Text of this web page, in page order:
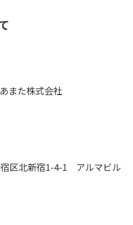
また株式会社
区北新宿1-4-1 アルマビル